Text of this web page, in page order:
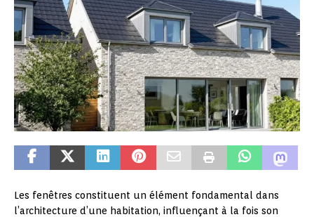
Les fenêtres constituent un élément fondamental dans
l’architecture d’une habitation, influençant à la fois son